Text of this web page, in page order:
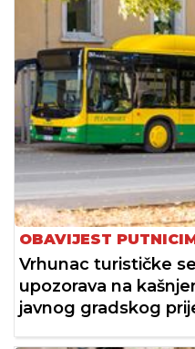
OBAVIJEST
Vrhunac turističke
upozorava na
javnog gradskog